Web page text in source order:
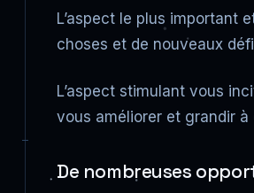
L’aspect le plus important
choses et de nouveaux
L’aspect stimulant vous
vous améliorer et grandir
De nombreuses